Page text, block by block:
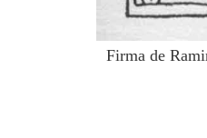
Firma de